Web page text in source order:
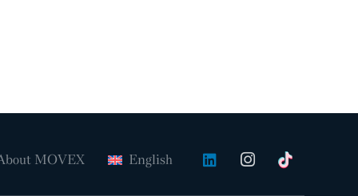
MOVEX English